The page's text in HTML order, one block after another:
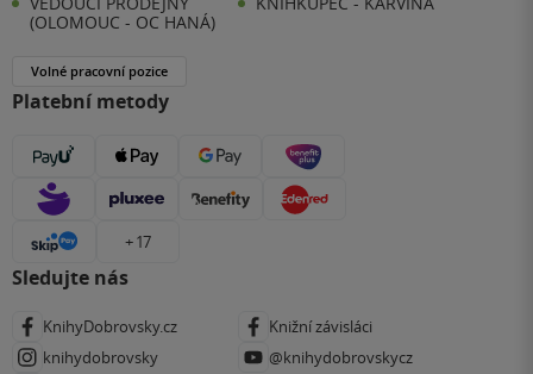
(OLOMOUC - OC HANÁ)
Volné pracovní pozice
Platební metody
+ 17
Sledujte nás
KnihyDobrovsky.cz
Knižní závisláci
knihydobrovsky
@knihydobrovskycz